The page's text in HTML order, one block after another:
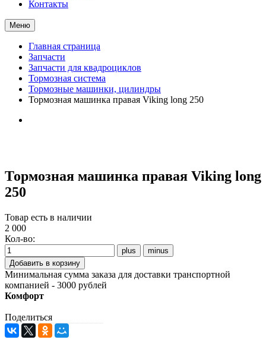
Контакты
Меню
Главная страница
Запчасти
Запчасти для квадроциклов
Тормозная система
Тормозные машинки, цилиндры
Тормозная машинка правая Viking long 250
Тормозная машинка правая Viking long
250
Товар есть в наличии
2 000
Кол-во:
Минимальная сумма заказа для доставки транспортной
компанией - 3000 рублей
Комфорт
Поделиться